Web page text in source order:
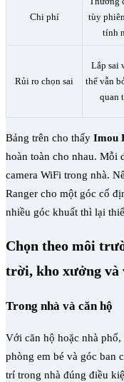
Chi phí
tùy
tính
Rủi ro chọn sai
Lắp sai
thể vẫn
quan
Bảng trên cho thấy Imou
hoàn toàn cho nhau. Mỗi
camera WiFi trong nhà.
Ranger cho một góc cố
nhiều góc khuất thì lại
Chọn theo môi
trời, kho xưởng và
Trong nhà và căn hộ
Với căn hộ hoặc nhà
phòng em bé và góc ban
trí trong nhà đúng điều